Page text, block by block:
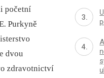
početní
Purkyně
dvou
zdravotnictví